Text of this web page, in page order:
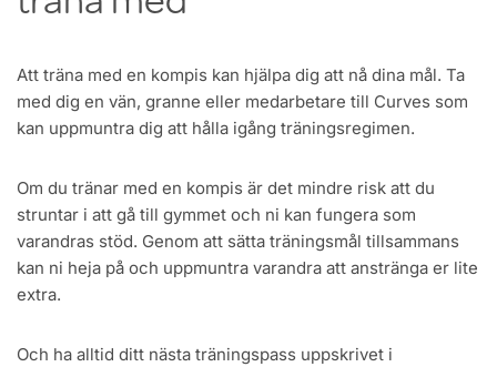
Att träna med en kompis kan hjälpa dig att nå dina mål. Ta
med dig en vän, granne eller medarbetare till Curves som
kan uppmuntra dig att hålla igång träningsregimen.
Om du tränar med en kompis är det mindre risk att du
struntar i att gå till gymmet och ni kan fungera som
varandras stöd. Genom att sätta träningsmål tillsammans
kan ni heja på och uppmuntra varandra att anstränga er lite
extra.
Och ha alltid ditt nästa träningspass uppskrivet i